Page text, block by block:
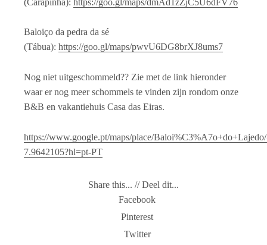
Baloiço da pedra da sé
(Tábua): https://goo.gl/maps/pwvU6DG8brXJ8ums7
Nog niet uitgeschommeld?? Zie met de link hieronder
waar er nog meer schommels te vinden zijn rondom onze
B&B en vakantiehuis Casa das Eiras.
https://www.google.pt/maps/place/
7.9642105?hl=pt-PT
Share this... // Deel dit...
Facebook
Pinterest
Twitter